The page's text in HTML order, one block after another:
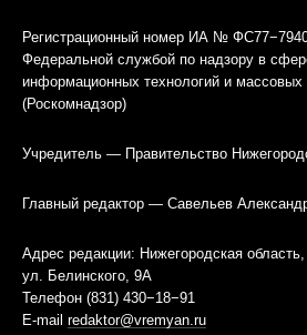
Регистрационный номер ИА №
Федеральной службой по надзору в
информационных технологий и массовых
(Роскомнадзор)
Учредитель — Правительство
Главный редактор — Савельев
Адрес редакции: Нижегородская
ул. Белинского, 9А
Телефон (831) 430−18−91
E-mail redaktor@vremyan.ru